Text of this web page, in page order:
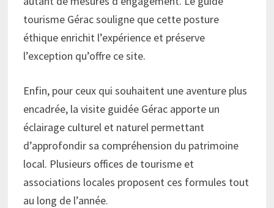
tourisme Gérac souligne que cette posture
éthique enrichit l’expérience et préserve
l’exception qu’offre ce site.
Enfin, pour ceux qui souhaitent une aventure plus
encadrée, la visite guidée Gérac apporte un
éclairage culturel et naturel permettant
d’approfondir sa compréhension du patrimoine
local. Plusieurs offices de tourisme et
associations locales proposent ces formules tout
au long de l’année.